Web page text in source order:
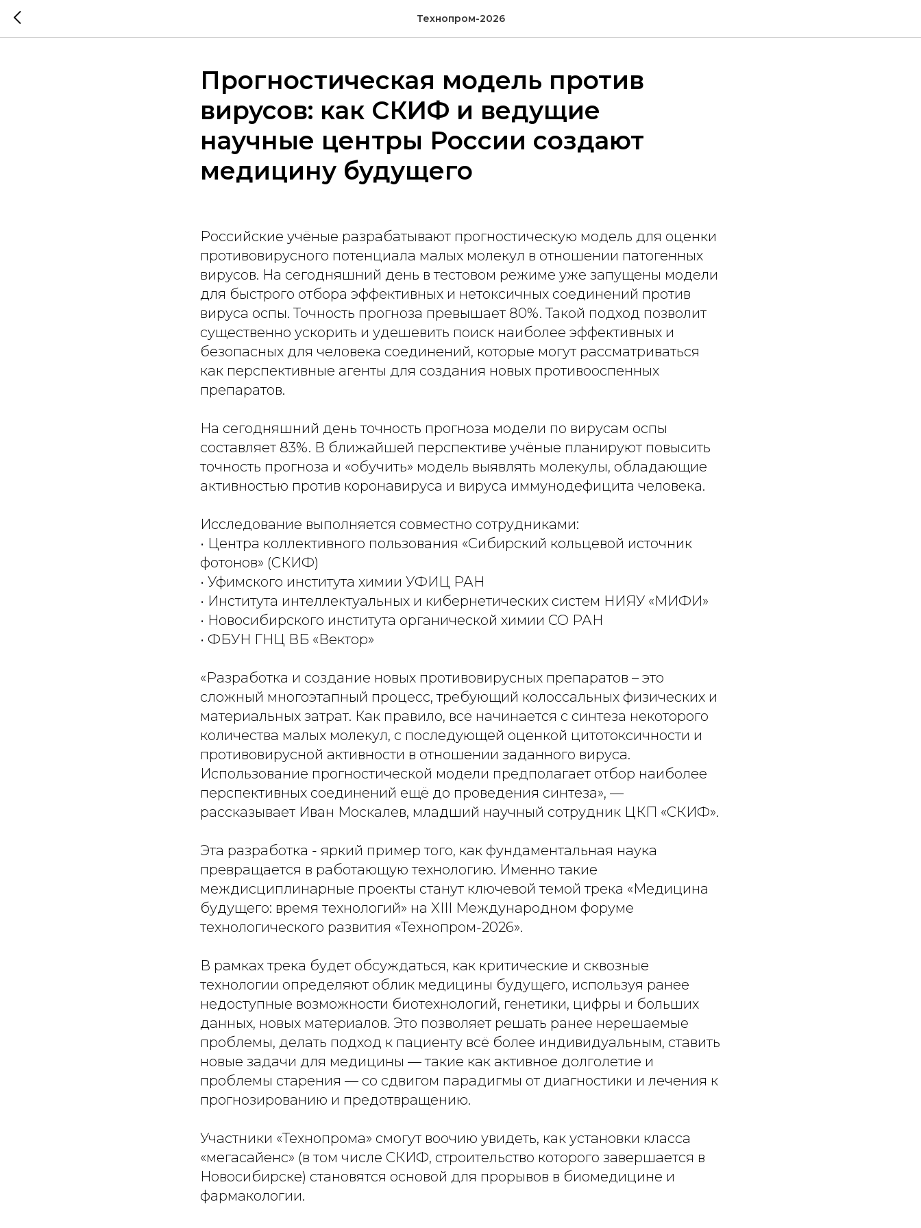
Технопром-2026
Прогностическая модель против
вирусов: как СКИФ и ведущие
научные центры России создают
медицину будущего
Российские учёные разрабатывают прогностическую модель для оценки
противовирусного потенциала малых молекул в отношении патогенных
вирусов. На сегодняшний день в тестовом режиме уже запущены модели
для быстрого отбора эффективных и нетоксичных соединений против
вируса оспы. Точность прогноза превышает 80%. Такой подход позволит
существенно ускорить и удешевить поиск наиболее эффективных и
безопасных для человека соединений, которые могут рассматриваться
как перспективные агенты для создания новых противооспенных
препаратов.
На сегодняшний день точность прогноза модели по вирусам оспы
составляет 83%. В ближайшей перспективе учёные планируют повысить
точность прогноза и «обучить» модель выявлять молекулы, обладающие
активностью против коронавируса и вируса иммунодефицита человека.
Исследование выполняется совместно сотрудниками:
• Центра коллективного пользования «Сибирский кольцевой источник
фотонов» (СКИФ)
• Уфимского института химии УФИЦ РАН
• Института интеллектуальных и кибернетических систем НИЯУ «МИФИ»
• Новосибирского института органической химии СО РАН
• ФБУН ГНЦ ВБ «Вектор»
«Разработка и создание новых противовирусных препаратов – это
сложный многоэтапный процесс, требующий колоссальных физических и
материальных затрат. Как правило, всё начинается с синтеза некоторого
количества малых молекул, с последующей оценкой цитотоксичности и
противовирусной активности в отношении заданного вируса.
Использование прогностической модели предполагает отбор наиболее
перспективных соединений ещё до проведения синтеза», —
рассказывает Иван Москалев, младший научный сотрудник ЦКП «СКИФ».
Эта разработка - яркий пример того, как фундаментальная наука
превращается в работающую технологию. Именно такие
междисциплинарные проекты станут ключевой темой трека «Медицина
будущего: время технологий» на XIII Международном форуме
технологического развития «Технопром-2026».
В рамках трека будет обсуждаться, как критические и сквозные
технологии определяют облик медицины будущего, используя ранее
недоступные возможности биотехнологий, генетики, цифры и больших
данных, новых материалов. Это позволяет решать ранее нерешаемые
проблемы, делать подход к пациенту всё более индивидуальным, ставить
новые задачи для медицины — такие как активное долголетие и
проблемы старения — со сдвигом парадигмы от диагностики и лечения к
прогнозированию и предотвращению.
Участники «Технопрома» смогут воочию увидеть, как установки класса
«мегасайенс» (в том числе СКИФ, строительство которого завершается в
Новосибирске) становятся основой для прорывов в биомедицине и
фармакологии.